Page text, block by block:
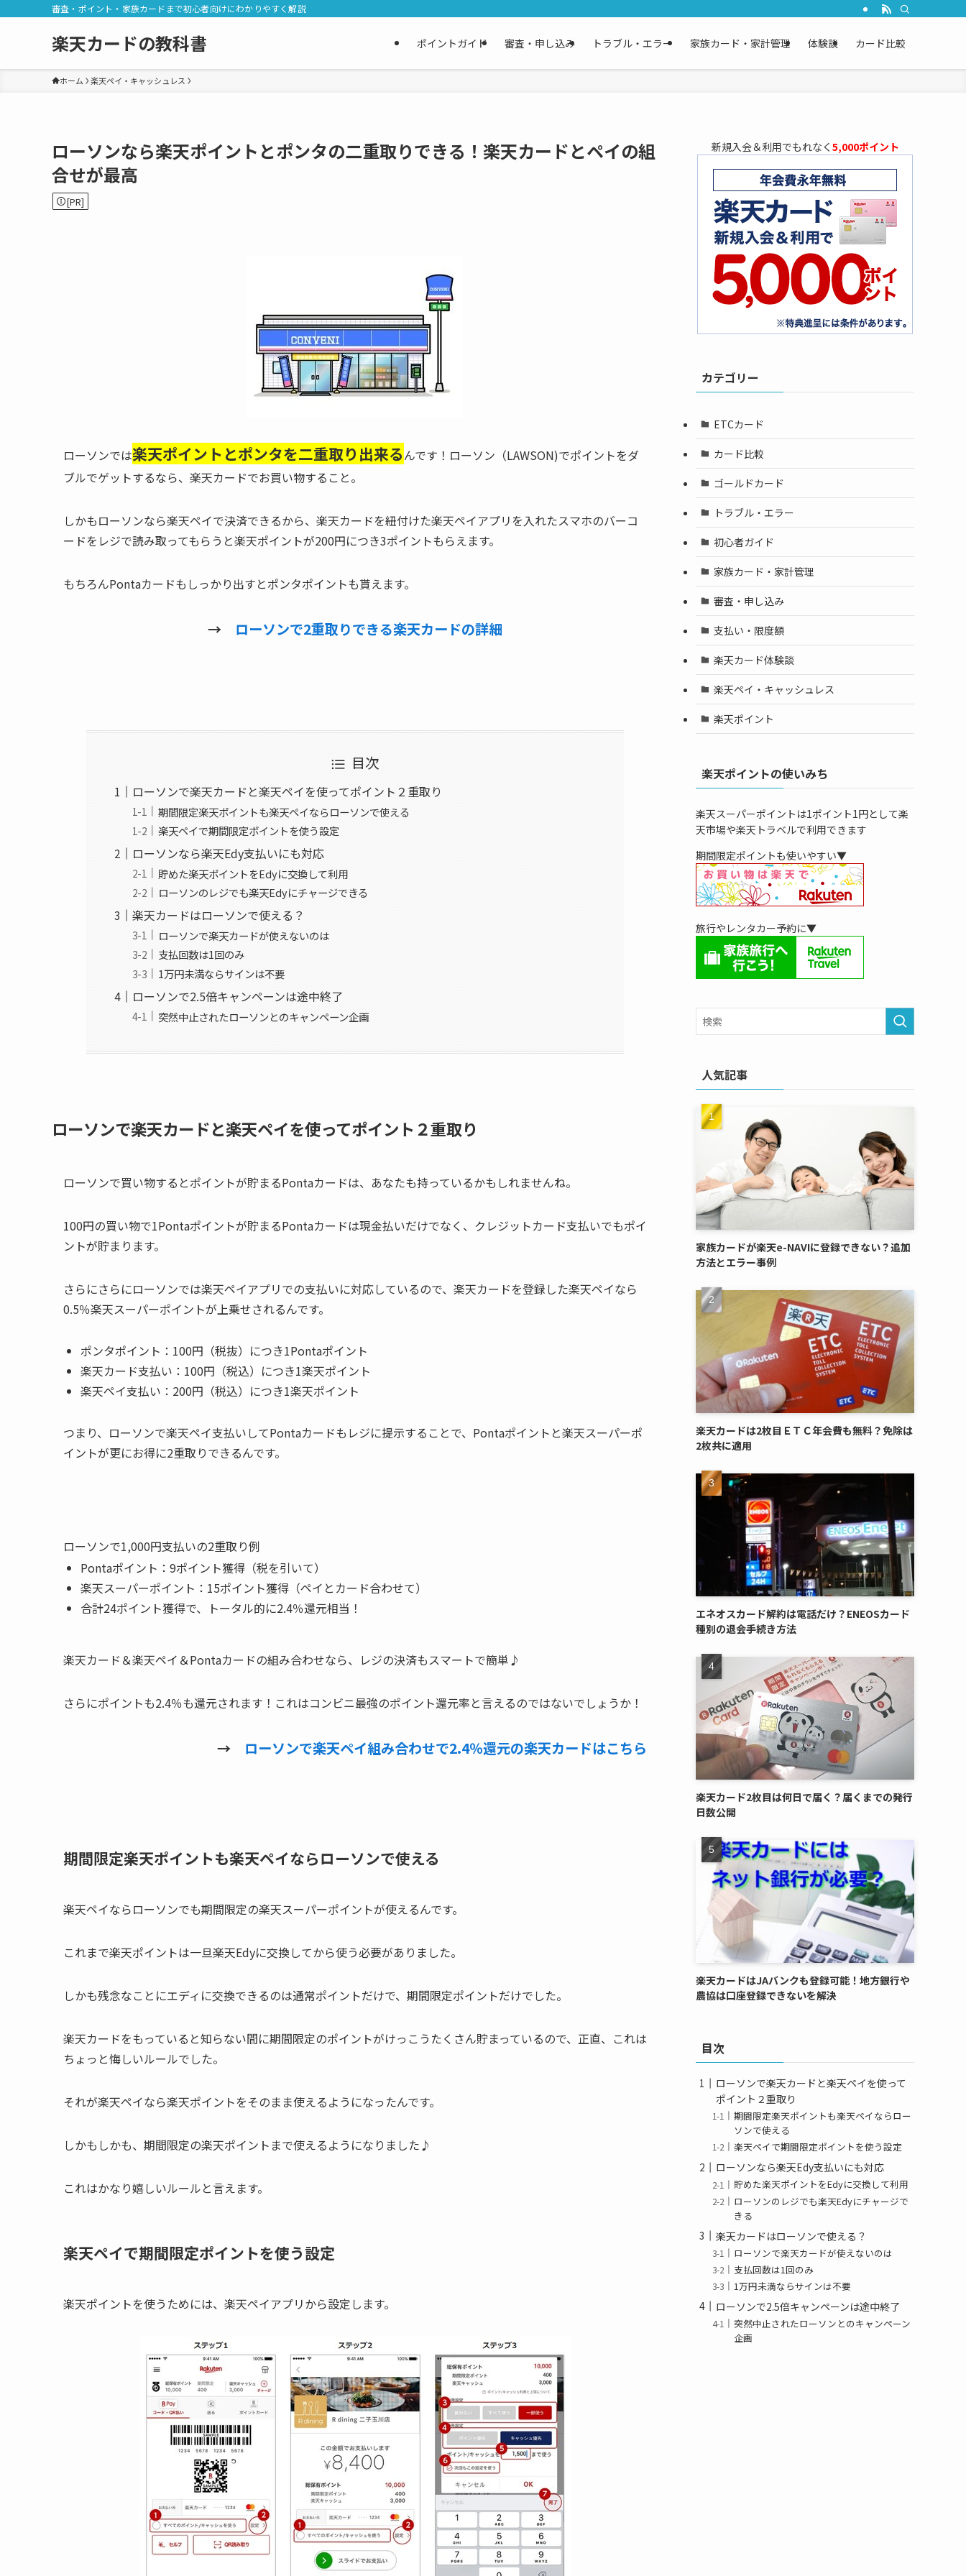
審査・ポイント・家族カードまで初心者向けにわかりやすく解説
楽天カードの教科書 ポイントガイド 審査・申し込み トラブル・エラー 家族カード・家計管理 体験談 カード比較
ホーム 楽天ペイ・キャッシュレス
ローソンなら楽天ポイントとポンタの二重取りできる！楽天カードとペイの組
合せが最高
[PR]
ローソンでは楽天ポイントとポンタを二重取り出来るんです！ローソン（LAWSON)でポイントをダ
ブルでゲットするなら、楽天カードでお買い物すること。
しかもローソンなら楽天ペイで決済できるから、楽天カードを紐付けた楽天ペイアプリを入れたスマホのバーコ
ードをレジで読み取ってもらうと楽天ポイントが200円につき3ポイントもらえます。
もちろんPontaカードもしっかり出すとポンタポイントも貰えます。
→ ローソンで2重取りできる楽天カードの詳細
目次
ローソンで楽天カードと楽天ペイを使ってポイント２重取り
期間限定楽天ポイントも楽天ペイならローソンで使える
楽天ペイで期間限定ポイントを使う設定
ローソンなら楽天Edy支払いにも対応
貯めた楽天ポイントをEdyに交換して利用
ローソンのレジでも楽天Edyにチャージできる
楽天カードはローソンで使える？
ローソンで楽天カードが使えないのは
支払回数は1回のみ
1万円未満ならサインは不要
ローソンで2.5倍キャンペーンは途中終了
突然中止されたローソンとのキャンペーン企画
ローソンで楽天カードと楽天ペイを使ってポイント２重取り
ローソンで買い物するとポイントが貯まるPontaカードは、あなたも持っているかもしれませんね。
100円の買い物で1Pontaポイントが貯まるPontaカードは現金払いだけでなく、クレジットカード支払いでもポイ
ントが貯まります。
さらにさらにローソンでは楽天ペイアプリでの支払いに対応しているので、楽天カードを登録した楽天ペイなら
0.5％楽天スーパーポイントが上乗せされるんです。
ポンタポイント：100円（税抜）につき1Pontaポイント
楽天カード支払い：100円（税込）につき1楽天ポイント
楽天ペイ支払い：200円（税込）につき1楽天ポイント
つまり、ローソンで楽天ペイ支払いしてPontaカードもレジに提示することで、Pontaポイントと楽天スーパーポ
イントが更にお得に2重取りできるんです。
ローソンで1,000円支払いの2重取り例
Pontaポイント：9ポイント獲得（税を引いて）
楽天スーパーポイント：15ポイント獲得（ペイとカード合わせて）
合計24ポイント獲得で、トータル的に2.4％還元相当！
楽天カード＆楽天ペイ＆Pontaカードの組み合わせなら、レジの決済もスマートで簡単♪
さらにポイントも2.4％も還元されます！これはコンビニ最強のポイント還元率と言えるのではないでしょうか！
→ ローソンで楽天ペイ組み合わせで2.4％還元の楽天カードはこちら
期間限定楽天ポイントも楽天ペイならローソンで使える
楽天ペイならローソンでも期間限定の楽天スーパーポイントが使えるんです。
これまで楽天ポイントは一旦楽天Edyに交換してから使う必要がありました。
しかも残念なことにエディに交換できるのは通常ポイントだけで、期間限定ポイントだけでした。
楽天カードをもっていると知らない間に期間限定のポイントがけっこうたくさん貯まっているので、正直、これは
ちょっと悔しいルールでした。
それが楽天ペイなら楽天ポイントをそのまま使えるようになったんです。
しかもしかも、期間限定の楽天ポイントまで使えるようになりました♪
これはかなり嬉しいルールと言えます。
楽天ペイで期間限定ポイントを使う設定
楽天ポイントを使うためには、楽天ペイアプリから設定します。
新規入会＆利用でもれなく 5,000ポイント
カテゴリー
ETCカード
カード比較
ゴールドカード
トラブル・エラー
初心者ガイド
家族カード・家計管理
審査・申し込み
支払い・限度額
楽天カード体験談
楽天ペイ・キャッシュレス
楽天ポイント
楽天ポイントの使いみち
楽天スーパーポイントは1ポイント1円として楽
天市場や楽天トラベルで利用できます
期間限定ポイントも使いやすい▼
旅行やレンタカー予約に▼
人気記事
家族カードが楽天e-NAVIに登録できない？追加
方法とエラー事例
楽天カードは2枚目ＥＴＣ年会費も無料？免除は
2枚共に適用
エネオスカード解約は電話だけ？ENEOSカード
種別の退会手続き方法
楽天カード2枚目は何日で届く？届くまでの発行
日数公開
楽天カードはJAバンクも登録可能！地方銀行や
農協は口座登録できないを解決
目次
ローソンで楽天カードと楽天ペイを使って
ポイント２重取り
期間限定楽天ポイントも楽天ペイならロー
ソンで使える
楽天ペイで期間限定ポイントを使う設定
ローソンなら楽天Edy支払いにも対応
貯めた楽天ポイントをEdyに交換して利用
ローソンのレジでも楽天Edyにチャージで
きる
楽天カードはローソンで使える？
ローソンで楽天カードが使えないのは
支払回数は1回のみ
1万円未満ならサインは不要
ローソンで2.5倍キャンペーンは途中終了
突然中止されたローソンとのキャンペーン
企画